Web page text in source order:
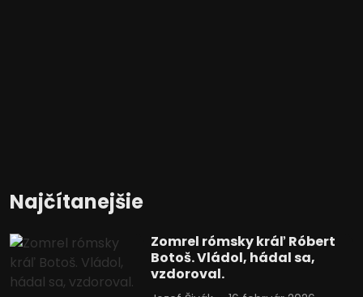
Najčítanejšie
Zomrel rómsky kráľ Róbert
Botoš. Vládol, hádal sa,
vzdoroval.